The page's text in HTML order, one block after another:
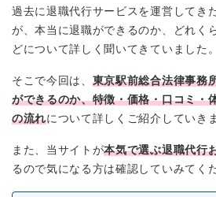
過去に退職代行サービスを運営してき
が、本当に退職ができるのか、どれく
どについて詳しく聞いてきていました。
そこで今回は、 東京駅前総合法律事務
ができるのか、特徴・価格・口コミ・
の流れについて詳しくご紹介していき
また、当サイトが本気で選ぶ退職代行
るので気になる方は確認していみてく